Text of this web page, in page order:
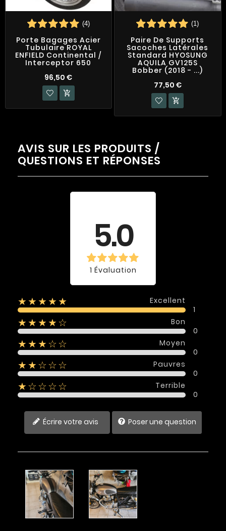
(4)
Porte Bagages Acier
Tubulaire ROYAL
ENFIELD Continental /
Interceptor 650
96,50 €

(1)
Paire De Supports
Sacoches Latérales
Standard HYOSUNG
AQUILA GV125S
Bobber (2018 - ...)
77,50 €

AVIS SUR LES PRODUITS /
QUESTIONS ET RÉPONSES
5.0
1 Évaluation
★★★★★
Excellent
1
★★★★☆
Bon
0
★★★☆☆
Moyen
0
★★☆☆☆
Pauvres
0
★☆☆☆☆
Terrible
0
Écrire votre avis Poser une question